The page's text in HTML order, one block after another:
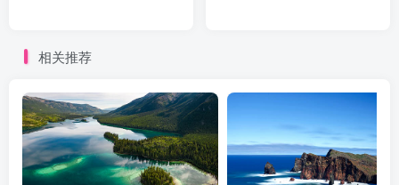
相关推荐